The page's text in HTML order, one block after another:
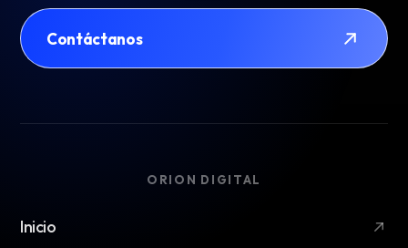
Contáctanos
ORION DIGITAL
Inicio